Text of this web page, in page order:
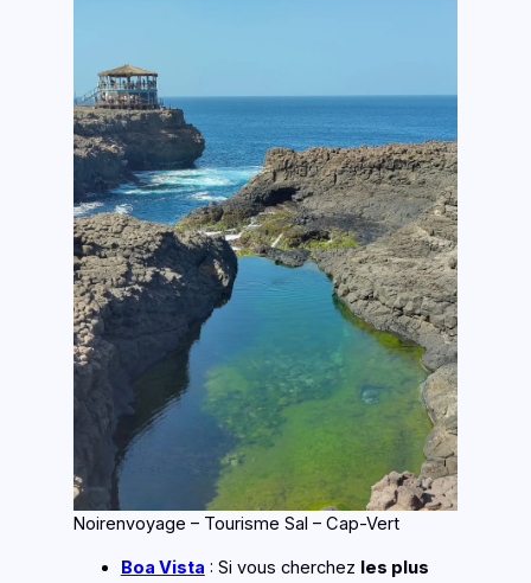
Noirenvoyage – Tourisme Sal – Cap-Vert
Boa Vista : Si vous cherchez les plus